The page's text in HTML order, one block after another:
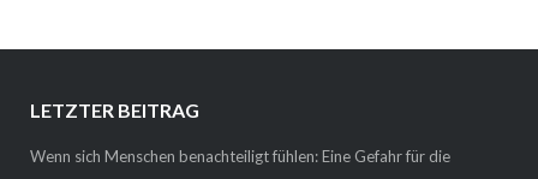
LETZTER BEITRAG
Wenn sich Menschen benachteiligt fühlen: Eine Gefahr für die